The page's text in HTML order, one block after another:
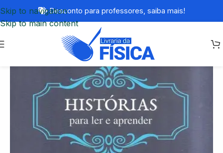
Skip to navigation
Skip to main content
Desconto para professores, saiba mais!